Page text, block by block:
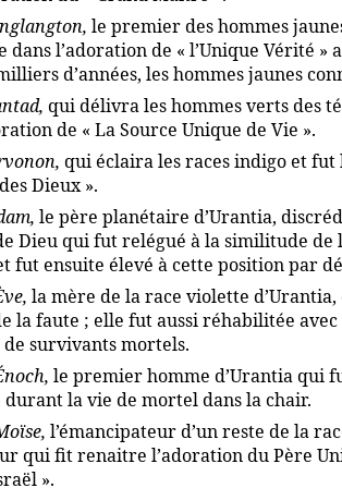
le premier des hommes
dans l’adoration de « l’Unique Vérité
d’années, les hommes jaunes
qui délivra les hommes verts des
de « La Source Unique de Vie ».
qui éclaira les races indigo et
Dieux ».
le père planétaire d’Urantia,
Dieu qui fut relégué à la similitude
fut ensuite élevé à cette position par
la mère de la race violette
la faute ; elle fut aussi réhabilitée
survivants mortels.
le premier homme d’Urantia qui
durant la vie de mortel dans la chair.
l’émancipateur d’un reste de la
qui fit renaitre l’adoration du Père
».